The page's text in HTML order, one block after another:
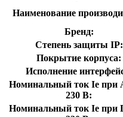
Наименование
Бренд:
Степень защиты IP:
Покрытие корпуса:
Исполнение
Номинальный ток Ie при
230 В:
Номинальный ток Ie при